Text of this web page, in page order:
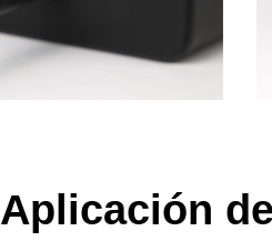
Aplicación